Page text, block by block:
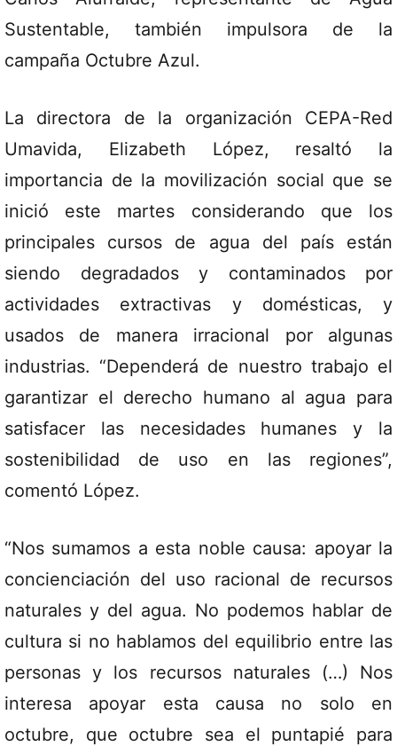
Sustentable, también impulsora de la
campaña Octubre Azul.
La directora de la organización CEPA-Red
Umavida, Elizabeth López, resaltó la
importancia de la movilización social que se
inició este martes considerando que los
principales cursos de agua del país están
siendo degradados y contaminados por
actividades extractivas y domésticas, y
usados de manera irracional por algunas
industrias. “Dependerá de nuestro trabajo el
garantizar el derecho humano al agua para
satisfacer las necesidades humanes y la
sostenibilidad de uso en las regiones”,
comentó López.
“Nos sumamos a esta noble causa: apoyar la
concienciación del uso racional de recursos
naturales y del agua. No podemos hablar de
cultura si no hablamos del equilibrio entre las
personas y los recursos naturales (…) Nos
interesa apoyar esta causa no solo en
octubre, que octubre sea el puntapié para